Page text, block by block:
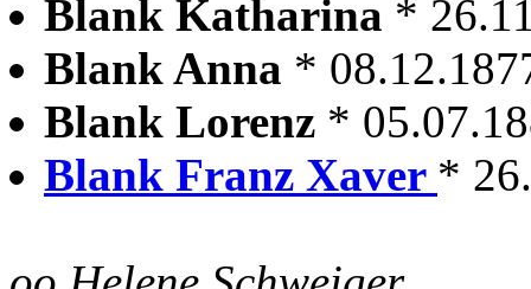
Blank Katharina *
Blank Anna *
Blank Lorenz *
Blank Franz Xaver *